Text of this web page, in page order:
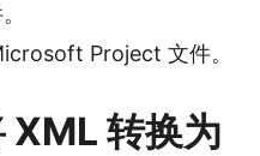
Project 文件。
转换为